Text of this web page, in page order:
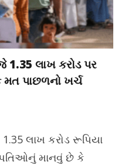
લાખ કરોડ પર
પાછળનો ખર્ચ
લાખ કરોડ રૂપિયા
માનવું છે કે